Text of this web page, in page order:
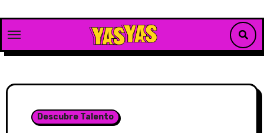
content
Descubre Talento